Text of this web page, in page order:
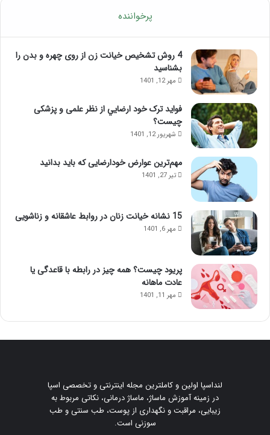
پرخواننده
4 روش تشخیص خیانت زن از روی چهره و بدن را
بشناسید
مهر 12, 1401
فواید ترک خود ارضايي از نظر علمی و پزشکی
چیست؟
شهریور 12, 1401
مهم‌ترین عوارض خودارضایی که باید بدانید
تیر 27, 1401
15 نشانه خیانت زنان در روابط عاشقانه و زناشویی
مهر 6, 1401
پریود چیست؟ همه چیز در رابطه با قاعدگی یا
عادت ماهانه
مهر 11, 1401
لنداسپا اولین و کاملترین مجله اینترنتی و تخصصی اسپا
در زمینه آموزش ماساژ، ماساژ درمانی، نکاتی مربوط به
زیبایی، مراقبت و نگهداری از پوست، طب سنتی و طب
سوزنی است.